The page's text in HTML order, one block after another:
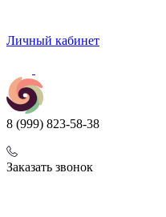
Личный кабинет
8 (999) 823-58-38
Заказать звонок